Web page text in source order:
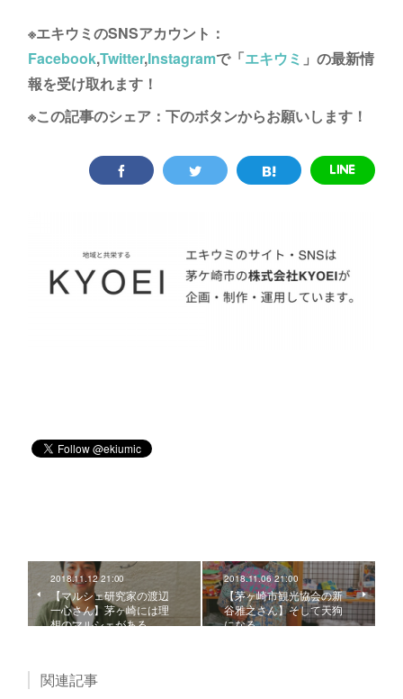
※エキウミのSNSアカウント：
Facebook,Twitter,Instagramで「エキウミ 」の最新情
報を受け取れます！
※この記事のシェア：下のボタンからお願いします！
2018.11.12 21:00
【マルシェ研究家の渡辺
一心さん】茅ヶ崎には理
想のマルシェがある。
2018.11.06 21:00
【茅ヶ崎市観光協会の新
谷雅之さん】そして天狗
になる。
関連記事